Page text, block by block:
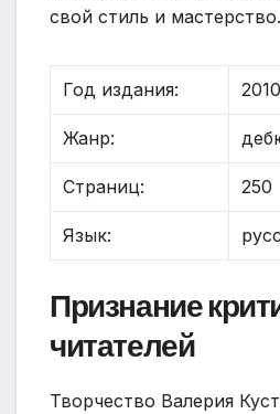
свой стиль и мастерство.
Год издания: 2010
Жанр:
Страниц: 250
Язык:
Признание
читателей
Творчество Валерия